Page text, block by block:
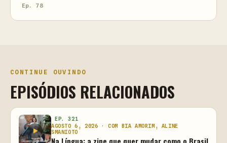
Ep. 78
CONTINUE OUVINDO
EPISÓDIOS RELACIONADOS
EP. 321
AGOSTO 6, 2026 · COM BIA AMORIM, ALINE
SMANIOTO